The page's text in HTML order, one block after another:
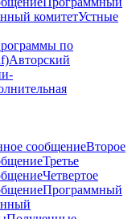
комитетУстные
по
Авторский
сообщениеВторое
Третье
Четвертое
Программный